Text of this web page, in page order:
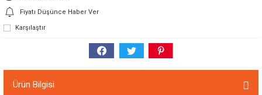
Fiyatı Düşünce Haber Ver
Karşılaştır
Ürün Bilgisi